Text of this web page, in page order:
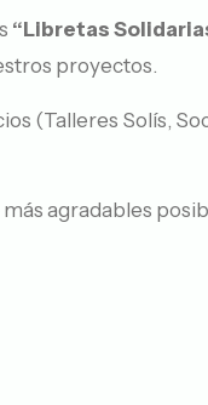
“Libretas
proyectos.
(Talleres Solís,
agradables